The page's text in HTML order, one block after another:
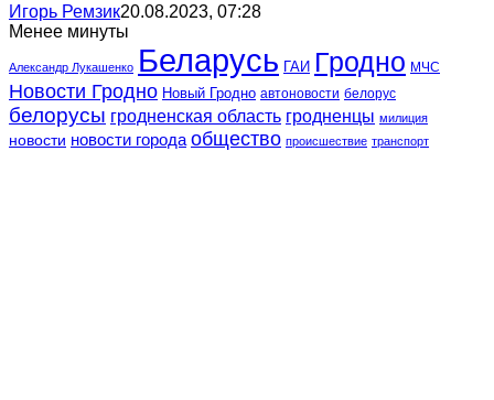
Игорь Ремзик20.08.2023, 07:28
Менее минуты
Александр Лукашенко Беларусь ГАИ Гродно МЧС
Новости Гродно Новый Гродно автоновости белорус
белорусы гродненская область гродненцы милиция
новости новости города общество происшествие транспорт